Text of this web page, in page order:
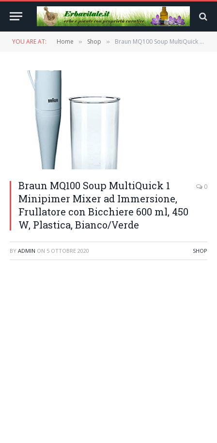
YOU ARE AT: Home » Shop » Braun MQ100 Soup MultiQuick 1 Minipimer Mixer ad Immersione, Frullatore con Bicchiere 600 ml, 450 W, Plastica, Bianco/Verde
Braun MQ100 Soup MultiQuick 1
Minipimer Mixer ad Immersione,
Frullatore con Bicchiere 600 ml, 450
W, Plastica, Bianco/Verde
0
BY ADMIN ON 5 OTTOBRE 2020 SHOP